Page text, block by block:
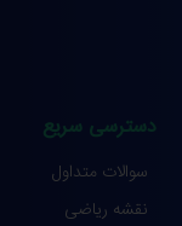
دسترسی سریع
سوالات متداول
نقشه ریاضی